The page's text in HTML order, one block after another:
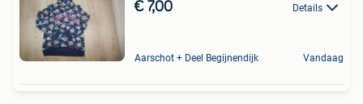
€ 7,00 Details
Aarschot + Deel Begijnendijk Vandaag